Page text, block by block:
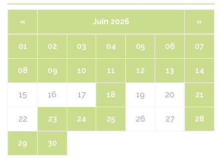
« Juin 2026 »
01 02 03 04 05 06 07
08 09 10 11 12 13 14
15 16 17 18 19 20 21
22 23 24 25 26 27 28
29 30